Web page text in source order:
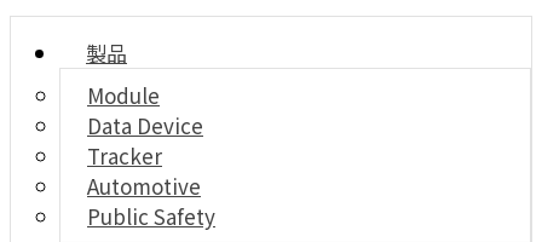
製品
Module
Data Device
Tracker
Automotive
Public Safety